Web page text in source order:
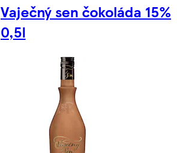
Vaječný sen čokoláda 15%
0,5l